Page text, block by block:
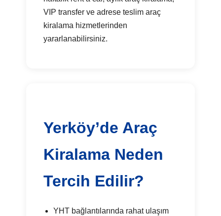
VIP transfer ve adrese teslim araç
kiralama hizmetlerinden
yararlanabilirsiniz.
Yerköy’de Araç
Kiralama Neden
Tercih Edilir?
YHT bağlantılarında rahat ulaşım